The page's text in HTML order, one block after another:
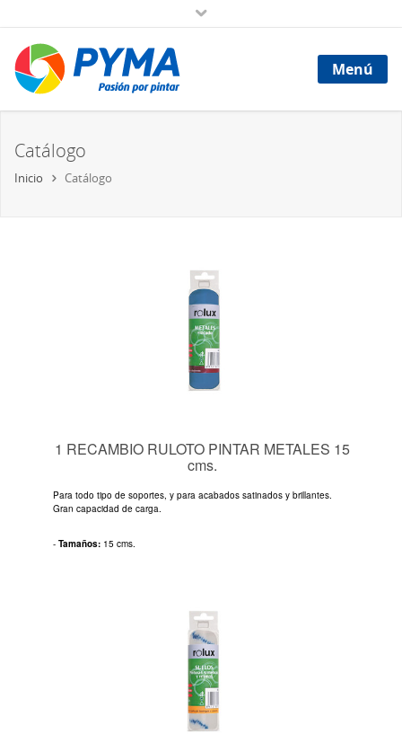
Menú
Catálogo
Inicio Catálogo
1 RECAMBIO RULOTO PINTAR METALES 15
cms.
Para todo tipo de soportes, y para acabados satinados y brillantes.
Gran capacidad de carga.
- Tamaños: 15 cms.